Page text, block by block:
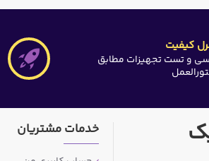
کیفیت
و تست تجهیزات مطابق
خدمات مشتریان